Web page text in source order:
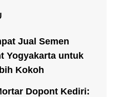
Jual Semen
Yogyakarta untuk
Kokoh
Dopont Kediri: